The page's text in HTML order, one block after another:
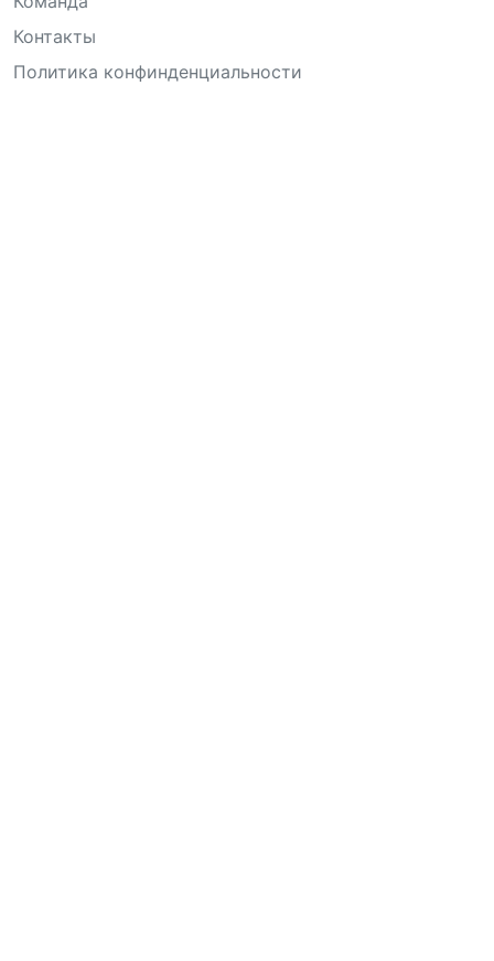
Контакты
Политика конфинденциальности